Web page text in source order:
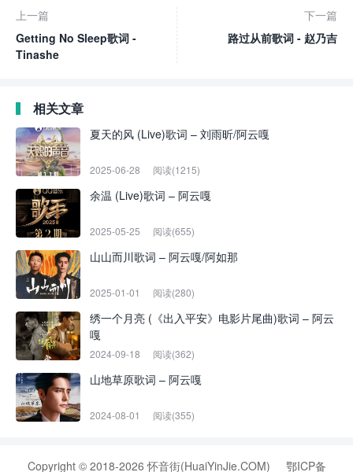
上一篇
Getting No Sleep歌词 -
Tinashe
下一篇
路过从前歌词 - 赵乃吉
相关文章
夏天的风 (Live)歌词 – 刘雨昕/阿云嘎
2025-06-28 阅读(1215)
余温 (Live)歌词 – 阿云嘎
2025-05-25 阅读(655)
山山而川歌词 – 阿云嘎/阿如那
2025-01-01 阅读(280)
绣一个月亮 (《出入平安》电影片尾曲)歌词 – 阿云
嘎
2024-09-18 阅读(362)
山地草原歌词 – 阿云嘎
2024-08-01 阅读(355)
Copyright © 2018-2026 怀音街(HuaiYinJie.COM) 鄂ICP备